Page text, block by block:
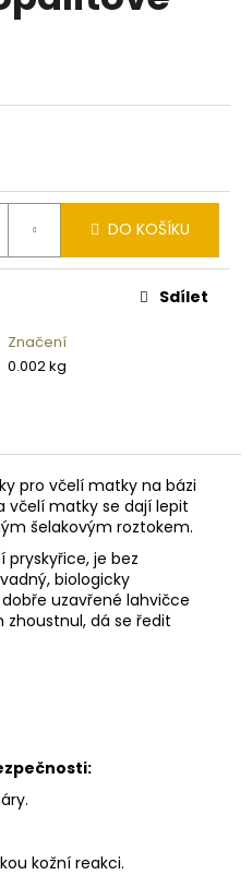
DO KOŠÍKU
Značení
0.002 kg
Sdílet
pro včelí matky na bázi
včelí matky se dají lepit
šelakovým roztokem.
pryskyřice, je bez
biologicky
uzavřené lahvičce
zhoustnul, dá se ředit
kožní reakci.